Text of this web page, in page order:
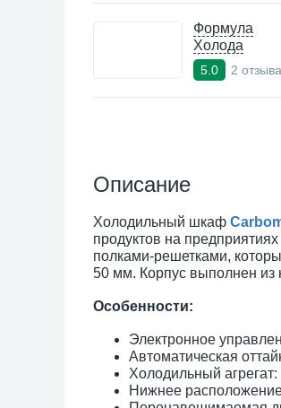
Формула
Холода
5.0 2 отзыва
Описание
Холодильный шкаф
продуктов на
полками-решетками,
50 мм. Корпус выполнен из
Особенности:
Электронное
Автоматическая
Холодильный
Нижнее